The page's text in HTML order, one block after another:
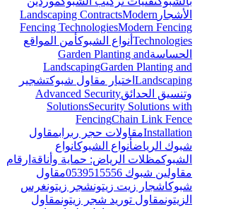
الأشجار
Landscaping ContractsModern
Fencing TechnologiesModern Fencing
Technologies أنواع الشبوكأمن المواقع
الحساسةGarden Planting and
LandscapingGarden Planting and
Landscaping اختيار مقاول شبوكتشجير
وتنسيق الحدائقAdvanced Security
SolutionsSecurity Solutions with
FencingChain Link Fence
Installationمقاولات حجر ربرابمقاول
شبوك الرياضأنواع الشبوكانواع
الشبوكمظلات الرياض: حماية وأناقة ارقام
مقاولين شبوك 0539515556
مقاول
شبوكاشجار زيت زيتونشجر زيتونغرس
الزيتونمقاول توريد شجر زيتونمقاول